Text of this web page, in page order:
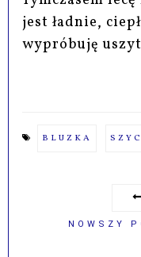
jest ładnie,
wypróbuję
BLUZKA
NOWSZY